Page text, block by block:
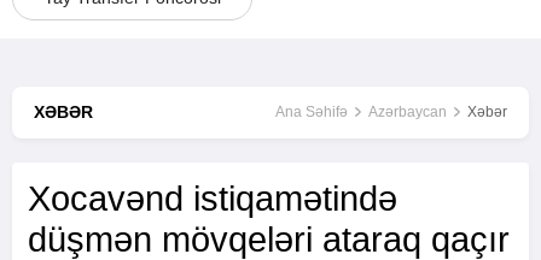
XƏBƏR Ana Səhifə Azərbaycan Xəbər
Xocavənd istiqamətində
düşmən mövqeləri ataraq qaçır